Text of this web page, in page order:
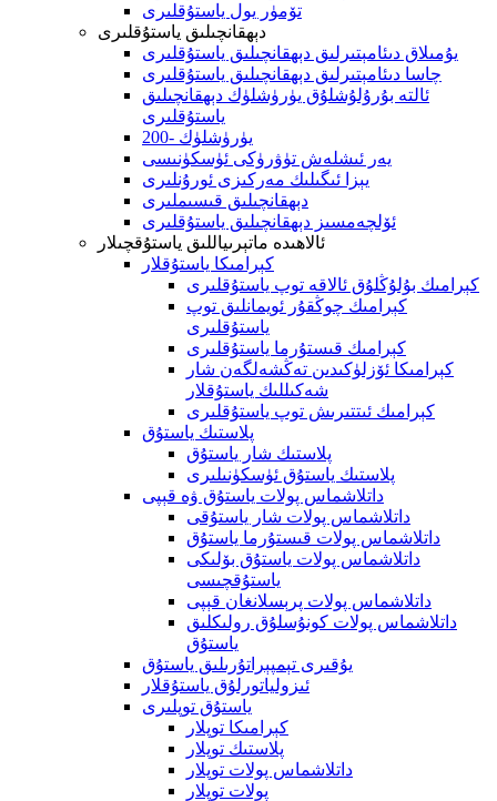
تۆمۈر يول ياستۇقلىرى
دېھقانچىلىق ياستۇقلىرى
يۇمىلاق دىئامېتىرلىق دېھقانچىلىق ياستۇقلىرى
چاسا دىئامېتىرلىق دېھقانچىلىق ياستۇقلىرى
ئالتە بۇرۇلۇشلۇق يۈرۈشلۈك دېھقانچىلىق
ياستۇقلىرى
200- يۈرۈشلۈك
يەر ئىشلەش تۈۋرۈكى ئۈسكۈنىسى
يېزا ئىگىلىك مەركىزى ئورۇنلىرى
دېھقانچىلىق قىسىملىرى
ئۆلچەمسىز دېھقانچىلىق ياستۇقلىرى
ئالاھىدە ماتېرىياللىق ياستۇقچىلار
كېرامىكا ياستۇقلار
كېرامىك بۇلۇڭلۇق ئالاقە توپ ياستۇقلىرى
كېرامىك چوڭقۇر ئويمانلىق توپ
ياستۇقلىرى
كېرامىك قىستۇرما ياستۇقلىرى
كېرامىكا ئۆزلۈكىدىن تەڭشەلگەن شار
شەكىللىك ياستۇقلار
كېرامىك ئىتتىرىش توپ ياستۇقلىرى
پلاستىك ياستۇق
پلاستىك شار ياستۇق
پلاستىك ياستۇق ئۈسكۈنىلىرى
داتلاشماس پولات ياستۇق ۋە قېپى
داتلاشماس پولات شار ياستۇقى
داتلاشماس پولات قىستۇرما ياستۇق
داتلاشماس پولات ياستۇق بۆلىكى
ياستۇقچىسى
داتلاشماس پولات پرېسلانغان قېپى
داتلاشماس پولات كونۇسلۇق رولىكلىق
ياستۇق
يۇقىرى تېمپېراتۇرىلىق ياستۇق
ئىزولياتورلۇق ياستۇقلار
ياستۇق توپلىرى
كېرامىكا توپلار
پلاستىك توپلار
داتلاشماس پولات توپلار
پولات توپلار